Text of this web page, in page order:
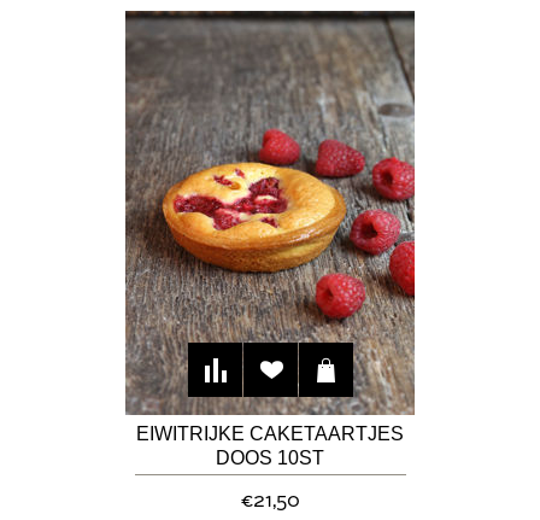
EIWITRIJKE CAKETAARTJES
DOOS 10ST
€21,50